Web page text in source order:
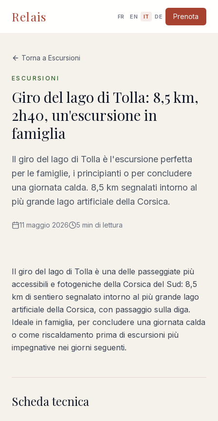
Relais FR EN IT DE Prenota
Torna a Escursioni
ESCURSIONI
Giro del lago di Tolla: 8,5 km,
2h40, un'escursione in
famiglia
Il giro del lago di Tolla è l'escursione perfetta
per le famiglie, i principianti o per concludere
una giornata calda. 8,5 km segnalati intorno al
più grande lago artificiale della Corsica.
11 maggio 2026 5 min di lettura
Il giro del lago di Tolla è una delle passeggiate più
accessibili e fotogeniche della Corsica del Sud: 8,5
km di sentiero segnalato intorno al più grande lago
artificiale della Corsica, con passaggio sulla diga.
Ideale in famiglia, per concludere una giornata calda
o come riscaldamento prima di escursioni più
impegnative nei giorni seguenti.
Scheda tecnica